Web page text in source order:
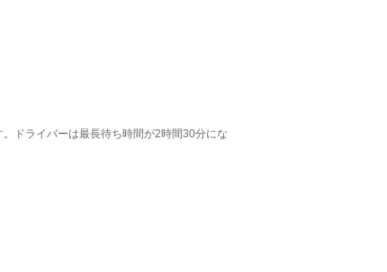
ドライバーは最長待ち時間が2時間30分にな